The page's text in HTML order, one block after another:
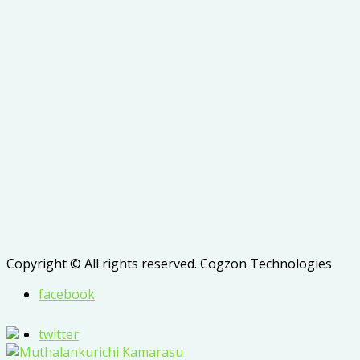
Copyright © All rights reserved. Cogzon Technologies
facebook
twitter